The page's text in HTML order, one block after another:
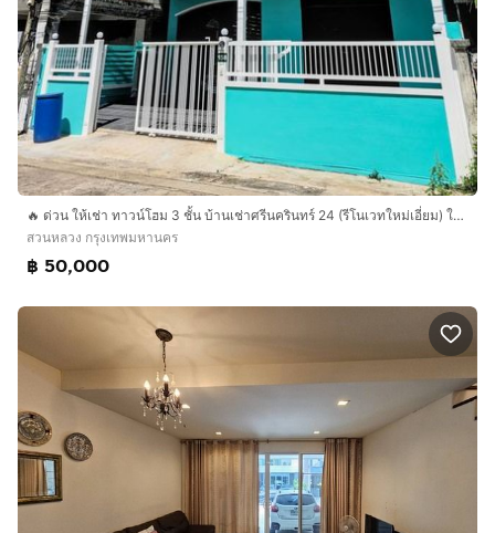
🔥 ด่วน ให้เช่า ทาวน์โฮม 3 ชั้น บ้านเช่าศรีนครินทร์ 24 (รีโนเวทใหม่เอี่ยม) ใกล้รถไฟฟ้า และซีคอนสแควร์
สวนหลวง กรุงเทพมหานคร
฿ 50,000